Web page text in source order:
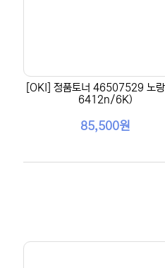
[OKI] 정품토너 46507529 노
6412n/6K)
85,500원